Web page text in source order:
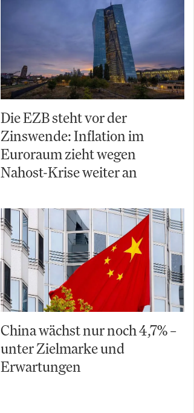
Die EZB steht vor der
Zinswende: Inflation im
Euroraum zieht wegen
Nahost-Krise weiter an
China wächst nur noch 4,7% –
unter Zielmarke und
Erwartungen